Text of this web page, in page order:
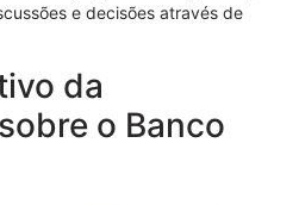
e decisões através de
da
o Banco